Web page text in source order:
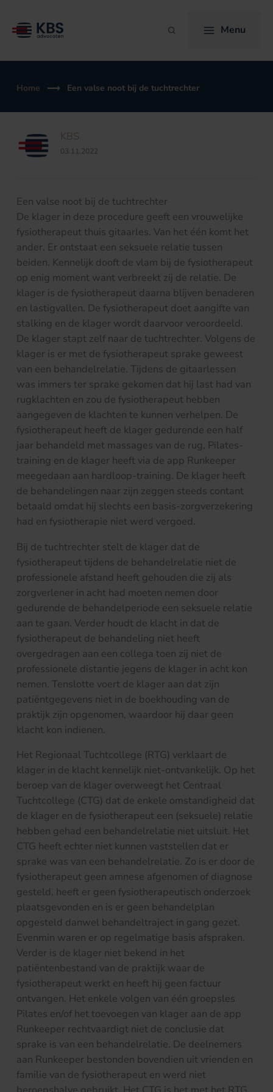
naar
Zoeken Menu
Home Een valse noot bij de tuchtrechter
KBS
03.11.2022
Een valse noot bij de tuchtrechter
De klager in deze procedure geeft een vrouwelijke
fysiotherapeut thuis gitaarles. Van het één komt het
ander. Er ontstaat een seksuele relatie tussen
beiden. Kennelijk dooft de vlam bij de fysiotherapeut
op enig moment want verbreekt zij de relatie. De
klager is de fysiotherapeut daarna blijven benaderen
en lastigvallen. De fysiotherapeut doet aangifte van
stalking en de klager wordt daarvoor veroordeeld.
De klager stapt zelf naar de tuchtrechter. Volgens de
klager is er met de fysiotherapeut sprake geweest
van een behandelrelatie. Tijdens de gitaarlessen
was immers ter sprake gekomen dat hij last had van
rugklachten en zou de fysiotherapeut hebben
aangegeven de klachten te kunnen verhelpen. De
fysiotherapeut heeft de klager gedurende een half
jaar behandeld met massages van de rug, Pilates-
training en de klager heeft via de app Runkeeper
meegedaan aan hardloop-training. De klager heeft
de behandelingen naar zijn zeggen steeds contant
betaald omdat hij slechts een basis-zorgverzekering
had en fysiotherapie niet werd vergoed.
Bij de tuchtrechter stelt de klager dat de
fysiotherapeut tijdens de behandelrelatie niet de
professionele afstand heeft gehouden die zij als
zorgverlener in acht had moeten nemen door
gedurende de behandelperiode een seksuele relatie
aan te gaan. Verder houdt de klacht in dat de
fysiotherapeut de behandeling niet heeft
overgedragen aan een collega toen zij niet de
professionele distantie jegens de klager in acht kon
nemen. Tenslotte voert de klager aan dat zijn
patiëntgegevens niet in de boekhouding van de
praktijk zijn opgenomen, waardoor hij daar geen
klacht kon indienen.
Het Regionaal Tuchtcollege (RTG) verklaart de
klager in de klacht kennelijk niet-ontvankelijk. Op het
beroep van de klager overweegt het Centraal
Tuchtcollege (CTG) dat de enkele omstandigheid dat
de klager en de fysiotherapeut een (seksuele) relatie
hebben gehad een behandelrelatie niet uitsluit. Het
CTG heeft echter niet kunnen vaststellen dat er
sprake was van een behandelrelatie. Zo is er door de
fysiotherapeut geen amnese afgenomen of diagnose
gesteld, heeft er geen fysiotherapeutisch onderzoek
plaatsgevonden en is er geen behandelplan
opgesteld danwel behandeltraject in gang gezet.
Evenmin waren er op regelmatige basis afspraken.
Verder is de klager niet bekend in het
patiëntenbestand van de praktijk waar de
fysiotherapeut werkt en heeft hij geen factuur
ontvangen. Het enkele volgen van één groepsles
Pilates en/of het toevoegen van klager aan de app
Runkeeper rechtvaardigt niet de conclusie dat
sprake is van een behandelrelatie. De deelnemers
aan Runkeeper bestonden bovendien uit vrienden en
familie van de fysiotherapeut en werd niet